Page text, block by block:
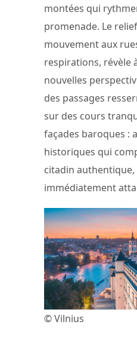
montées qui
promenade. Le
mouvement aux
respirations, révèle
nouvelles
des passages
sur des cours
façades baroques :
historiques qui
citadin authentique,
immédiatement
© Vilnius